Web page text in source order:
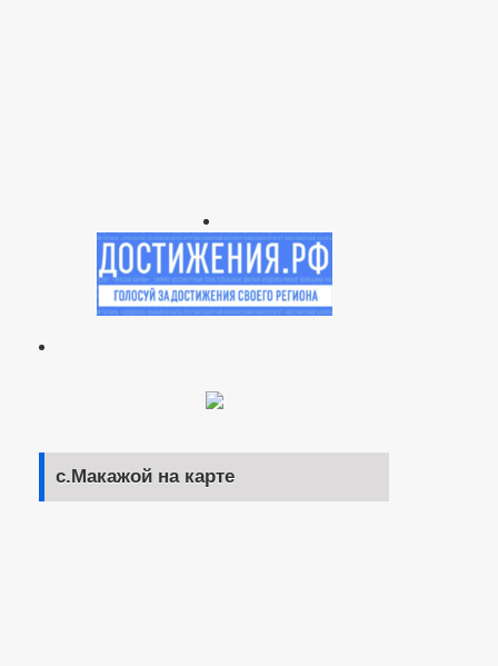
с.Макажой на карте